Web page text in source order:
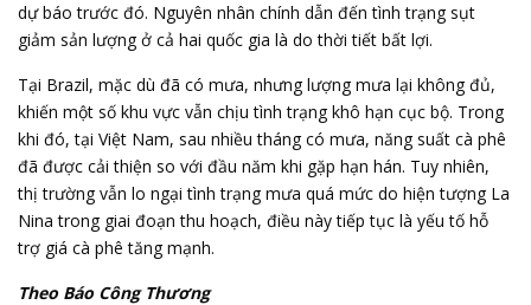
dự báo trước đó. Nguyên nhân chính dẫn đến tình trạng sụt
giảm sản lượng ở cả hai quốc gia là do thời tiết bất lợi.
Tại Brazil, mặc dù đã có mưa, nhưng lượng mưa lại không đủ,
khiến một số khu vực vẫn chịu tình trạng khô hạn cục bộ. Trong
khi đó, tại Việt Nam, sau nhiều tháng có mưa, năng suất cà phê
đã được cải thiện so với đầu năm khi gặp hạn hán. Tuy nhiên,
thị trường vẫn lo ngại tình trạng mưa quá mức do hiện tượng La
Nina trong giai đoạn thu hoạch, điều này tiếp tục là yếu tố hỗ
trợ giá cà phê tăng mạnh.
Theo Báo Công Thương